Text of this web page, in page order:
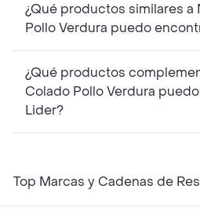
¿Qué productos similares a
Pollo Verdura puedo
¿Qué productos
Colado Pollo Verdura
Lider?
Top Marcas y Cadenas de